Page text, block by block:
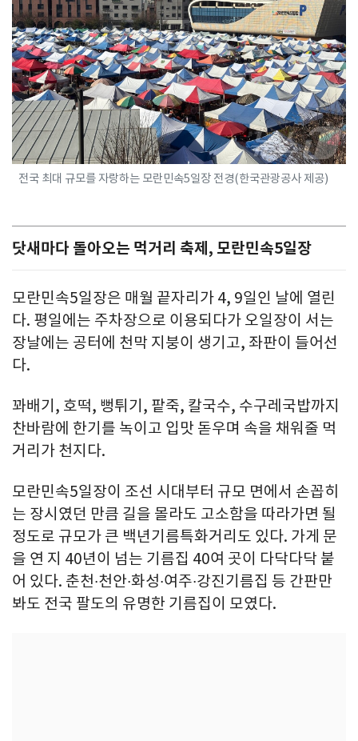
전국 최대 규모를 자랑하는 모란민속5일장 전경(한국관광공사 제공)
닷새마다 돌아오는 먹거리 축제, 모란민속5일장
모란민속5일장은 매월 끝자리가 4, 9일인 날에 열린
다. 평일에는 주차장으로 이용되다가 오일장이 서는
장날에는 공터에 천막 지붕이 생기고, 좌판이 들어선
다.
꽈배기, 호떡, 뻥튀기, 팥죽, 칼국수, 수구레국밥까지
찬바람에 한기를 녹이고 입맛 돋우며 속을 채워줄 먹
거리가 천지다.
모란민속5일장이 조선 시대부터 규모 면에서 손꼽히
는 장시였던 만큼 길을 몰라도 고소함을 따라가면 될
정도로 규모가 큰 백년기름특화거리도 있다. 가게 문
을 연 지 40년이 넘는 기름집 40여 곳이 다닥다닥 붙
어 있다. 춘천∙천안∙화성∙여주∙강진기름집 등 간판만
봐도 전국 팔도의 유명한 기름집이 모였다.